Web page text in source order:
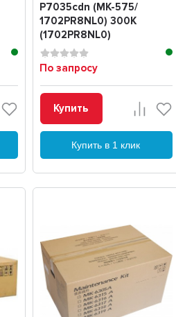
P7035cdn (MK-575/
1702PR8NL0) 300K
(1702PR8NL0)
По запросу
Купить
Купить в 1 клик